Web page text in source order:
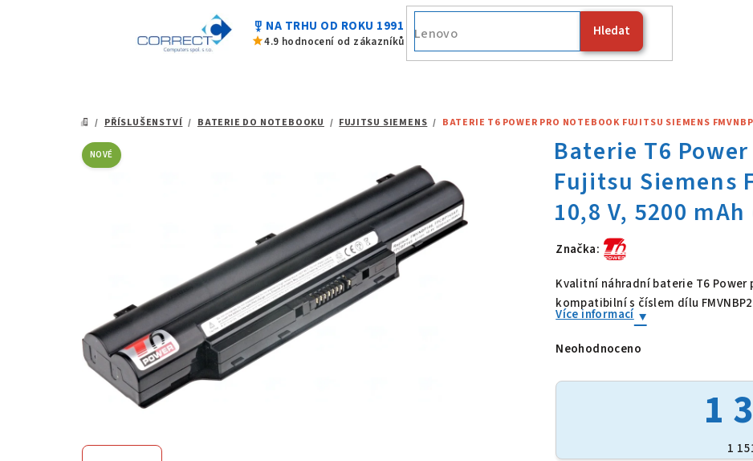
military_tech NA TRHU OD ROKU 1991
star4.9 hodnocení od zákazníků
Hledat
Fujitsu
DOMŮ
/ PŘÍSLUŠENSTVÍ / BATERIE DO NOTEBOOKU / FUJITSU SIEMENS / BATERIE T6 POWER PRO NOTEBOOK FUJITSU SIEMENS
Značka:
Baterie T6
Kvalitní náhradní baterie T6
kompatibilní s číslem dílu
Více informací
Průměrné
produktu
je
Neohodnoceno
1
1
NOVÉ
hvězdiček.